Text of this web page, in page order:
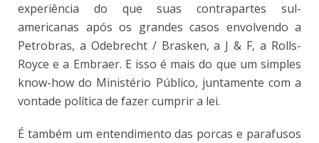
experiência do que suas contrapartes sul-
americanas após os grandes casos envolvendo a
Petrobras, a Odebrecht / Brasken, a J & F, a Rolls-
Royce e a Embraer. E isso é mais do que um simples
know-how do Ministério Público, juntamente com a
vontade política de fazer cumprir a lei.
É também um entendimento das porcas e parafusos